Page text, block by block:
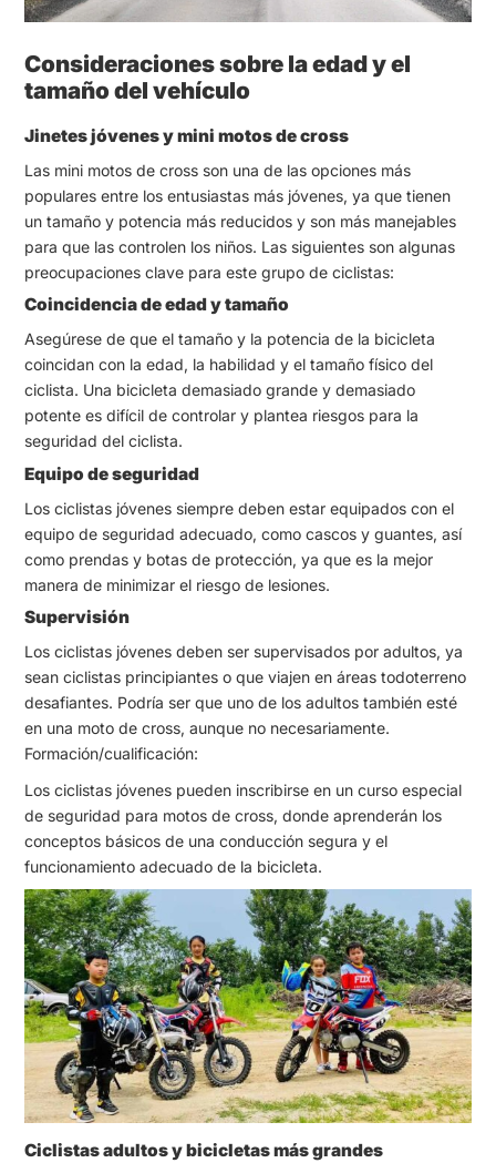
Consideraciones sobre la edad y el
tamaño del vehículo
Jinetes jóvenes y mini motos de cross
Las mini motos de cross son una de las opciones más
populares entre los entusiastas más jóvenes, ya que tienen
un tamaño y potencia más reducidos y son más manejables
para que las controlen los niños. Las siguientes son algunas
preocupaciones clave para este grupo de ciclistas:
Coincidencia de edad y tamaño
Asegúrese de que el tamaño y la potencia de la bicicleta
coincidan con la edad, la habilidad y el tamaño físico del
ciclista. Una bicicleta demasiado grande y demasiado
potente es difícil de controlar y plantea riesgos para la
seguridad del ciclista.
Equipo de seguridad
Los ciclistas jóvenes siempre deben estar equipados con el
equipo de seguridad adecuado, como cascos y guantes, así
como prendas y botas de protección, ya que es la mejor
manera de minimizar el riesgo de lesiones.
Supervisión
Los ciclistas jóvenes deben ser supervisados por adultos, ya
sean ciclistas principiantes o que viajen en áreas todoterreno
desafiantes. Podría ser que uno de los adultos también esté
en una moto de cross, aunque no necesariamente.
Formación/cualificación:
Los ciclistas jóvenes pueden inscribirse en un curso especial
de seguridad para motos de cross, donde aprenderán los
conceptos básicos de una conducción segura y el
funcionamiento adecuado de la bicicleta.
Ciclistas adultos y bicicletas más grandes